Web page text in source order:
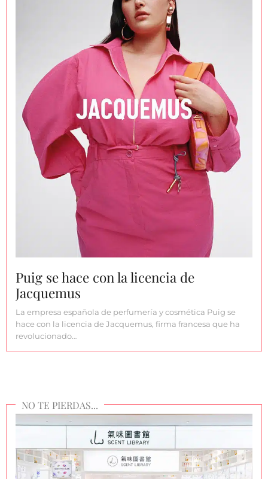
Puig se hace con la licencia de
Jacquemus
La empresa española de perfumería y cosmética Puig se
hace con la licencia de Jacquemus, firma francesa que ha
revolucionado…